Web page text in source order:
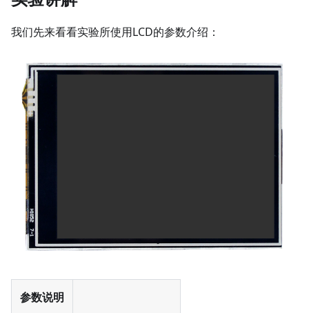
我们先来看看实验所使用LCD的参数介绍：
参数说明